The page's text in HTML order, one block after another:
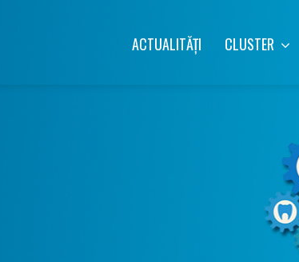
ACTUALITĂȚI CLUSTER